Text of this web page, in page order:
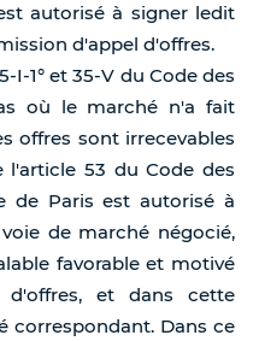
autorisé à signer ledit
d'appel d'offres.
1° et 35-V du Code des
où le marché n'a fait
offres sont irrecevables
l'article 53 du Code des
de Paris est autorisé à
de marché négocié,
favorable et motivé
et dans cette
correspondant. Dans ce